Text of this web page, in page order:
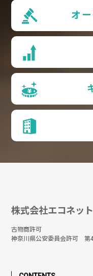
オ
株式会社エコネッ
古物商許可
神奈川県公安委員会許可 第